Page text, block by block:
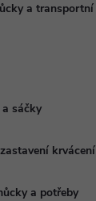
a transportní
sáčky
krvácení
a potřeby